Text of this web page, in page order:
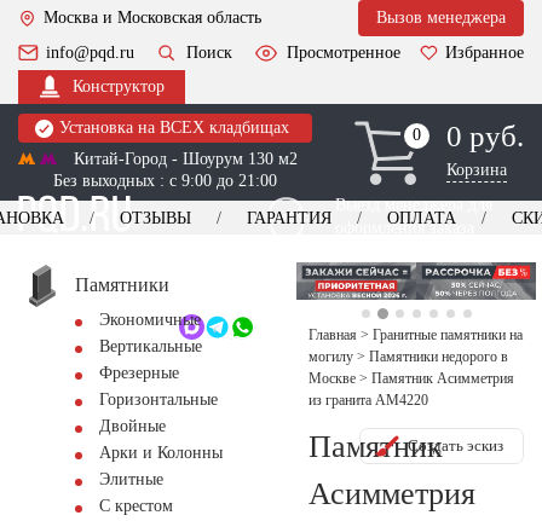
Москва и Московская область
Вызов менеджера
info@pqd.ru
Поиск Просмотренное
Избранное
Конструктор
Установка на ВСЕХ кладбищах
Китай-Город - Шоурум 130 м2
Без выходных : с 9:00 до 21:00
0
0 0 руб.
Корзина
Выезд менеджера для
оформления заказа
+7 (495) 518-44-23
Обратный звонок
ОТЗЫВЫ ГАРАНТИЯ ОПЛАТА
Памятники
Экономичные
Вертикальные
Фрезерные
Горизонтальные
Двойные
Арки и Колонны
Элитные
С крестом
Главная > Гранитные памятники на
могилу > Памятники недорого в
Москве > Памятник Асимметрия
из гранита AM4220
Памятник
Асимметрия
Создать эскиз